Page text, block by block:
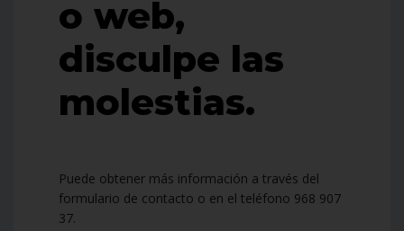
o web,
disculpe las
molestias.
Puede obtener más información a través del
formulario de contacto o en el teléfono 968 907
37.